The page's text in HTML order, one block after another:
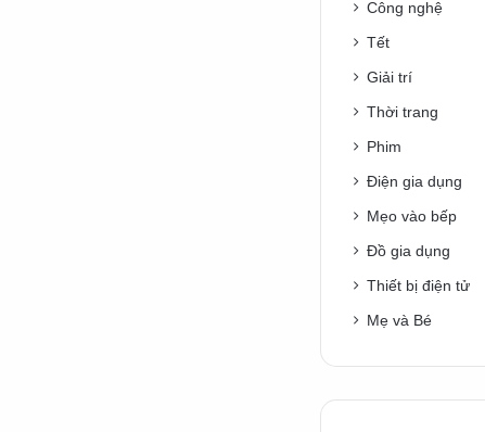
Công nghệ
Tết
Giải trí
Thời trang
Phim
Điện gia dụng
Mẹo vào bếp
Đồ gia dụng
Thiết bị điện tử
Mẹ và Bé